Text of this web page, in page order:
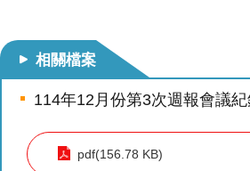
機
關
簡
宣
相關檔案
114年12月份第3次週報會議
pdf(156.78 KB)